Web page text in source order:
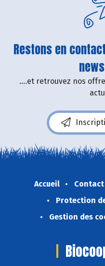
Restons en
....et retrouvez nos
Accueil Contact
Protection
Gestion des